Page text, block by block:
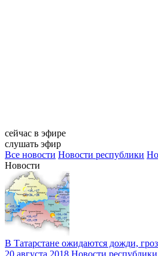
сейчас в эфире
слушать эфир
Все новости Новости республики
Новости
В Татарстане ожидаются дожди,